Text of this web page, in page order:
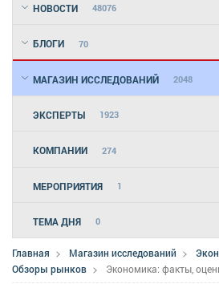
НОВОСТИ 48076
БЛОГИ 70
МАГАЗИН ИССЛЕДОВАНИЙ 2048
ЭКСПЕРТЫ 1923
КОМПАНИИ 274
МЕРОПРИЯТИЯ 1
ТЕМА ДНЯ 0
Главная Магазин исследований
Обзоры рынков
Экономика: факты,